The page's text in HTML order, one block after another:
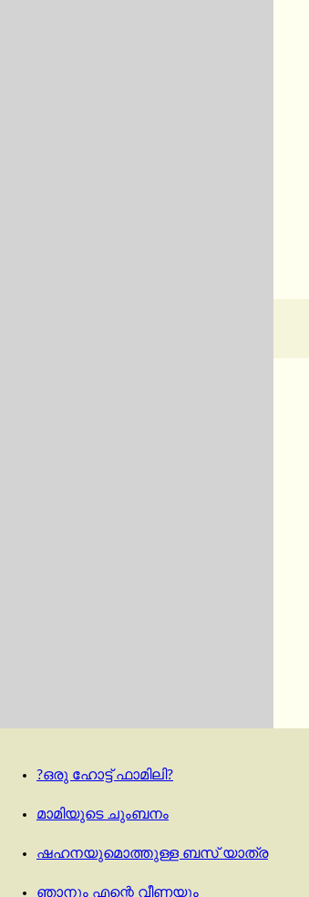
?ഒരു ഹോട്ട് ഫാമിലി?
മാമിയുടെ ചുംബനം
ഷഹനയുമൊത്തുള്ള ബസ് യാത്ര
ഞാനും എന്റെ വീണയും